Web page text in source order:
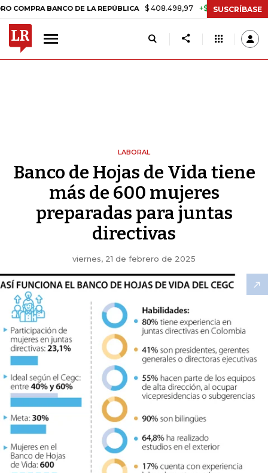
BANCO DE LA REPÚBLICA $ 408.498,97 +$ 8.753,81 +2,19%
SUSCRÍBASE
LABORAL
Banco de Hojas de Vida tiene
más de 600 mujeres
preparadas para juntas
directivas
viernes, 21 de febrero de 2025